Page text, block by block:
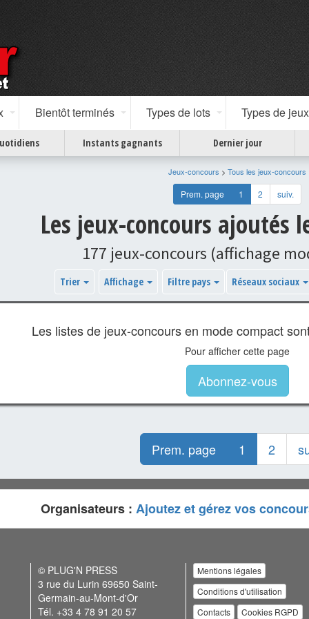
Bientôt terminés Types de lots Types de jeux
Instants gagnants Dernier jour
Jeux-concours > Tous les jeux-concours
Prem. page 1 2 suiv.
Les jeux-concours ajoutés
177 jeux-concours (affichage
Trier Affichage Filtre pays Réseaux sociaux
Les listes de jeux-concours en mode compact
Pour afficher cette page
Abonnez-vous
Prem. page 1 2
Organisateurs : Ajoutez et gérez vos
© PLUG'N PRESS
3 rue du Lurin 69650 Saint-
Germain-au-Mont-d'Or
Tél. +33 4 78 91 20 57
Mentions légales
Conditions d'utilisation
Contacts
Cookies RGPD